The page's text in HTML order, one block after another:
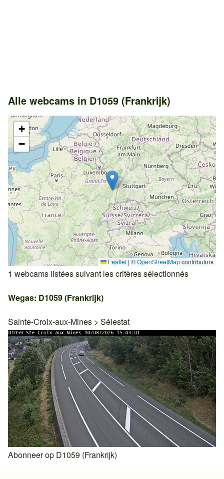
Alle webcams in D1059 (Frankrijk)
+
−
Leaflet | ©OpenStreetMapcontributors
1 webcams listées suivant les critères sélectionnés
Wegas: D1059 (Frankrijk)
Sainte-Croix-aux-Mines > Sélestat
Abonneer op D1059 (Frankrijk)